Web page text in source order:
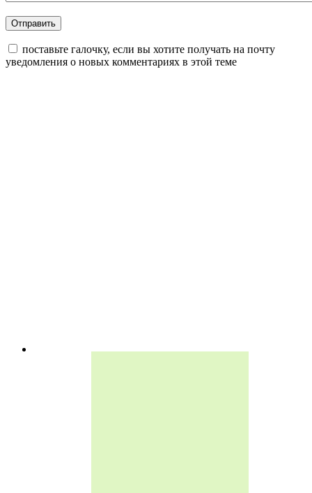
поставьте галочку, если вы хотите получать на почту
уведомления о новых комментариях в этой теме